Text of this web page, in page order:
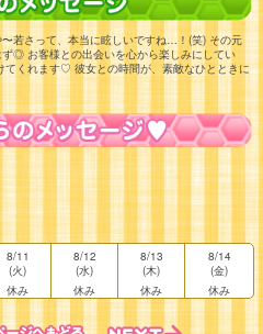
若さって、本当に眩しいですね…！(笑) その元
◎ お客様との出会いを心から楽しみにしてい
くれます♡ 彼女との時間が、素敵なひとときに
8/11
(火)
休み
8/12
(水)
休み
8/13
(木)
休み
8/14
(金)
休み